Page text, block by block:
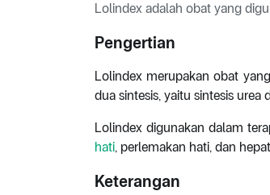
Lolindex adalah obat yang
Pengertian
Lolindex merupakan obat
dua sintesis, yaitu sintesis urea
Lolindex digunakan dalam
hati, perlemakan hati, dan
Keterangan